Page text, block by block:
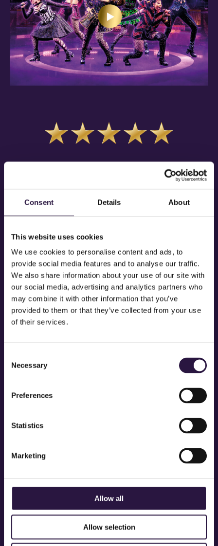
Consent Details About
This website uses cookies
We use cookies to personalise content and ads, to
provide social media features and to analyse our traffic.
We also share information about your use of our site with
our social media, advertising and analytics partners who
may combine it with other information that you’ve
provided to them or that they’ve collected from your use
of their services.
Selection
Necessary
Preferences
Statistics
Marketing
Allow all
Allow selection
WAARIN DE VROUWEN VAN HENRY VIII HUN
‘THE MOST UPLIFTING
‘ATHEATRICAL PHENOMENON’
Daily Telegraph
‘BELIEVE THEHYPE’
Attitude